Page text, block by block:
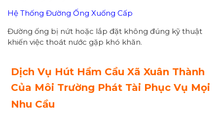
Hệ Thống Đường Ống Xuống Cấp
Đường ống bị nứt hoặc lắp đặt không đúng kỹ thuật
khiến việc thoát nước gặp khó khăn.
Dịch Vụ Hút Hầm Cầu Xã Xuân Thành
Của Môi Trường Phát Tài Phục Vụ Mọi
Nhu Cầu